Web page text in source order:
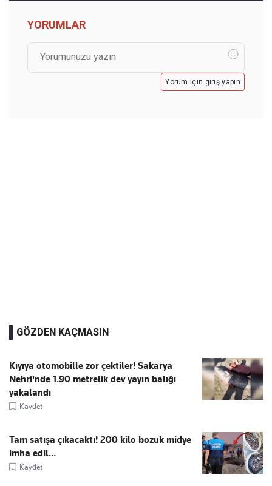
YORUMLAR
Yorum için giriş yapın
GÖZDEN KAÇMASIN
Kıyıya otomobille zor çektiler! Sakarya
Nehri'nde 1.90 metrelik dev yayın balığı
yakalandı
Kaydet
Tam satışa çıkacaktı! 200 kilo bozuk midye
imha edil...
Kaydet